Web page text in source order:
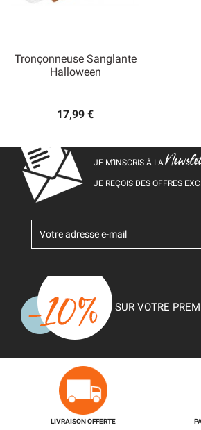
Tronçonneuse Sanglante
Halloween
17,99 €
JE M’INSCRIS À LA
JE REÇOIS DES OFFRES
SUR VOTRE
LIVRAISON OFFERTE